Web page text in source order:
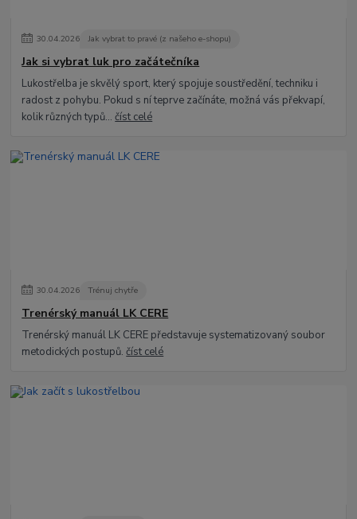
30.04.2026 Jak vybrat to pravé (z našeho e-shopu)
Jak si vybrat luk pro začátečníka
Lukostřelba je skvělý sport, který spojuje soustředění, techniku i
radost z pohybu. Pokud s ní teprve začínáte, možná vás překvapí,
kolik různých typů...číst celé
30.04.2026 Trénuj chytře
Trenérský manuál LK CERE
Trenérský manuál LK CERE představuje systematizovaný soubor
metodických postupů.číst celé